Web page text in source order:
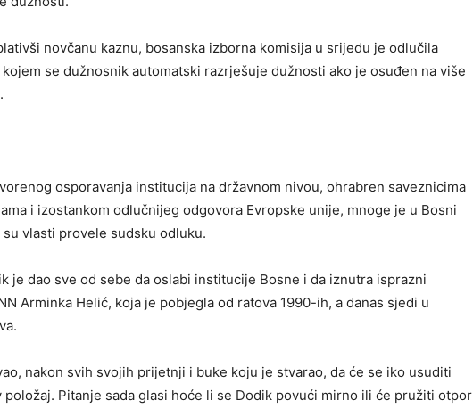
novčanu kaznu, bosanska izborna komisija u srijedu je odlučila
se dužnosnik automatski razrješuje dužnosti ako je osuđen na više
osporavanja institucija na državnom nivou, ohrabren saveznicima
i izostankom odlučnijeg odgovora Evropske unije, mnoge je u Bosni
vlasti provele sudsku odluku.
je dao sve od sebe da oslabi institucije Bosne i da iznutra isprazni
Arminka Helić, koja je pobjegla od ratova 1990-ih, a danas sjedi u
nakon svih svojih prijetnji i buke koju je stvarao, da će se iko usuditi
Pitanje sada glasi hoće li se Dodik povući mirno ili će pružiti otpor